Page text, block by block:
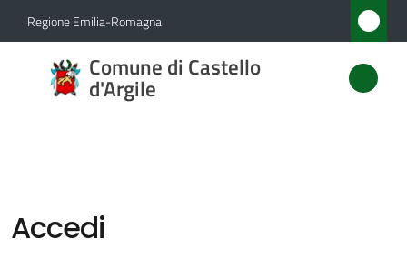
Vai al contenuto
Vai alla navigazione
Vai al footer
Regione Emilia-Romagna
Comune di Castello
d'Argile
Comune
di
Amministrazione
Accedi